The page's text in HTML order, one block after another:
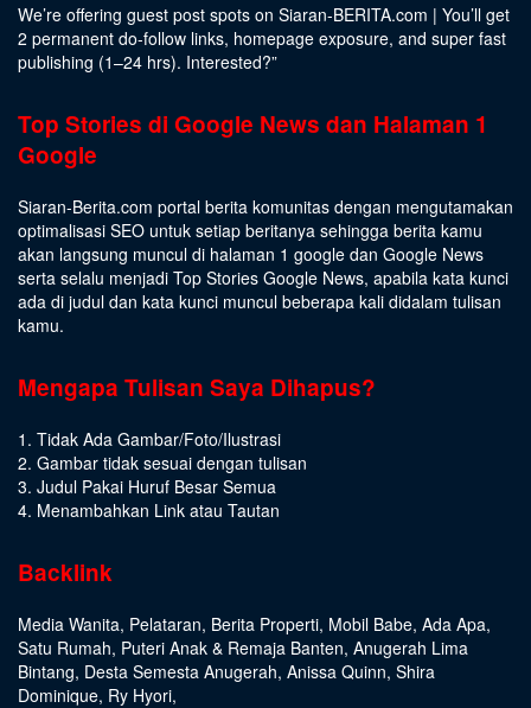
We’re offering guest post spots on Siaran-BERITA.com | You’ll get
2 permanent do-follow links, homepage exposure, and super fast
publishing (1–24 hrs). Interested?”
Top Stories di Google News dan Halaman 1
Google
Siaran-Berita.com portal berita komunitas dengan mengutamakan
optimalisasi SEO untuk setiap beritanya sehingga berita kamu
akan langsung muncul di halaman 1 google dan Google News
serta selalu menjadi Top Stories Google News, apabila kata kunci
ada di judul dan kata kunci muncul beberapa kali didalam tulisan
kamu.
Mengapa Tulisan Saya Dihapus?
1. Tidak Ada Gambar/Foto/Ilustrasi
2. Gambar tidak sesuai dengan tulisan
3. Judul Pakai Huruf Besar Semua
4. Menambahkan Link atau Tautan
Backlink
Media Wanita, Pelataran, Berita Properti, Mobil Babe, Ada Apa,
Satu Rumah, Puteri Anak & Remaja Banten, Anugerah Lima
Bintang, Desta Semesta Anugerah, Anissa Quinn, Shira
Dominique, Ry Hyori,